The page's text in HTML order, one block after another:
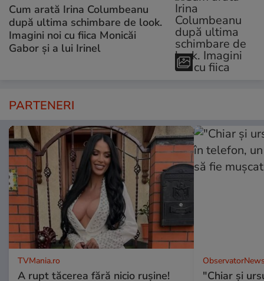
Cum arată Irina Columbeanu
după ultima schimbare de look.
Imagini noi cu fiica Monicăi
Gabor și a lui Irinel
PARTENERI
TVMania.ro
A rupt tăcerea fără nicio rușine!
"Chiar și